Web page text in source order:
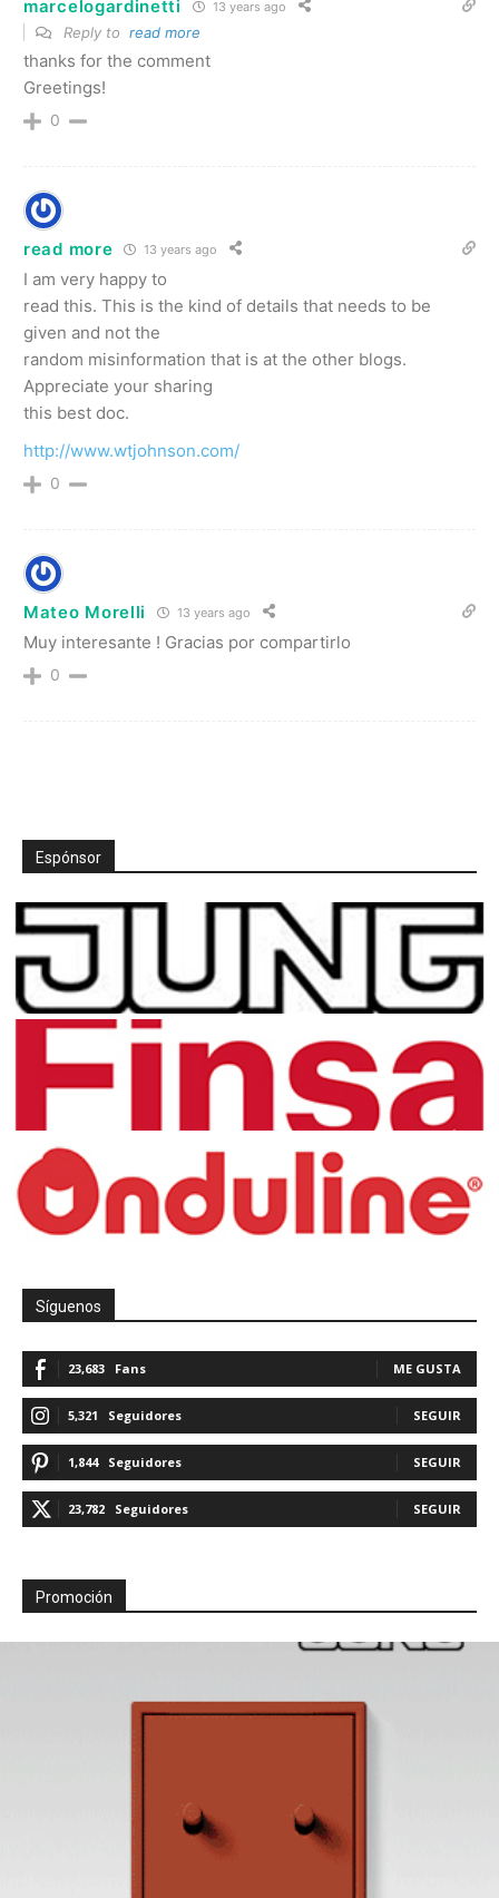
marcelogardinetti 13 years ago
Reply to read more
thanks for the comment
Greetings!
0
read more 13 years ago
I am very happy to
read this. This is the kind of details that needs to be
given and not the
random misinformation that is at the other blogs.
Appreciate your sharing
this best doc.
http://www.wtjohnson.com/
0
Mateo Morelli 13 years ago
Muy interesante ! Gracias por compartirlo
0
Espónsor
Síguenos
23,683 Fans ME GUSTA
5,321 Seguidores SEGUIR
1,844 Seguidores SEGUIR
23,782 Seguidores SEGUIR
Promoción